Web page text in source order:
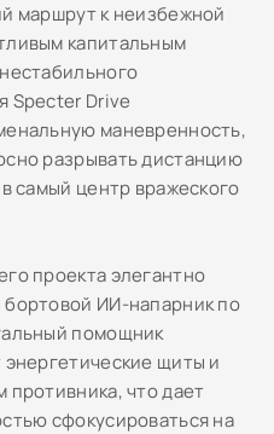
маршрут к неизбежной
капитальным
Specter Drive
маневренность,
разрывать дистанцию
самый центр вражеского
проекта элегантно
ИИ-напарник по
помощник
щиты и
что дает
сфокусироваться на